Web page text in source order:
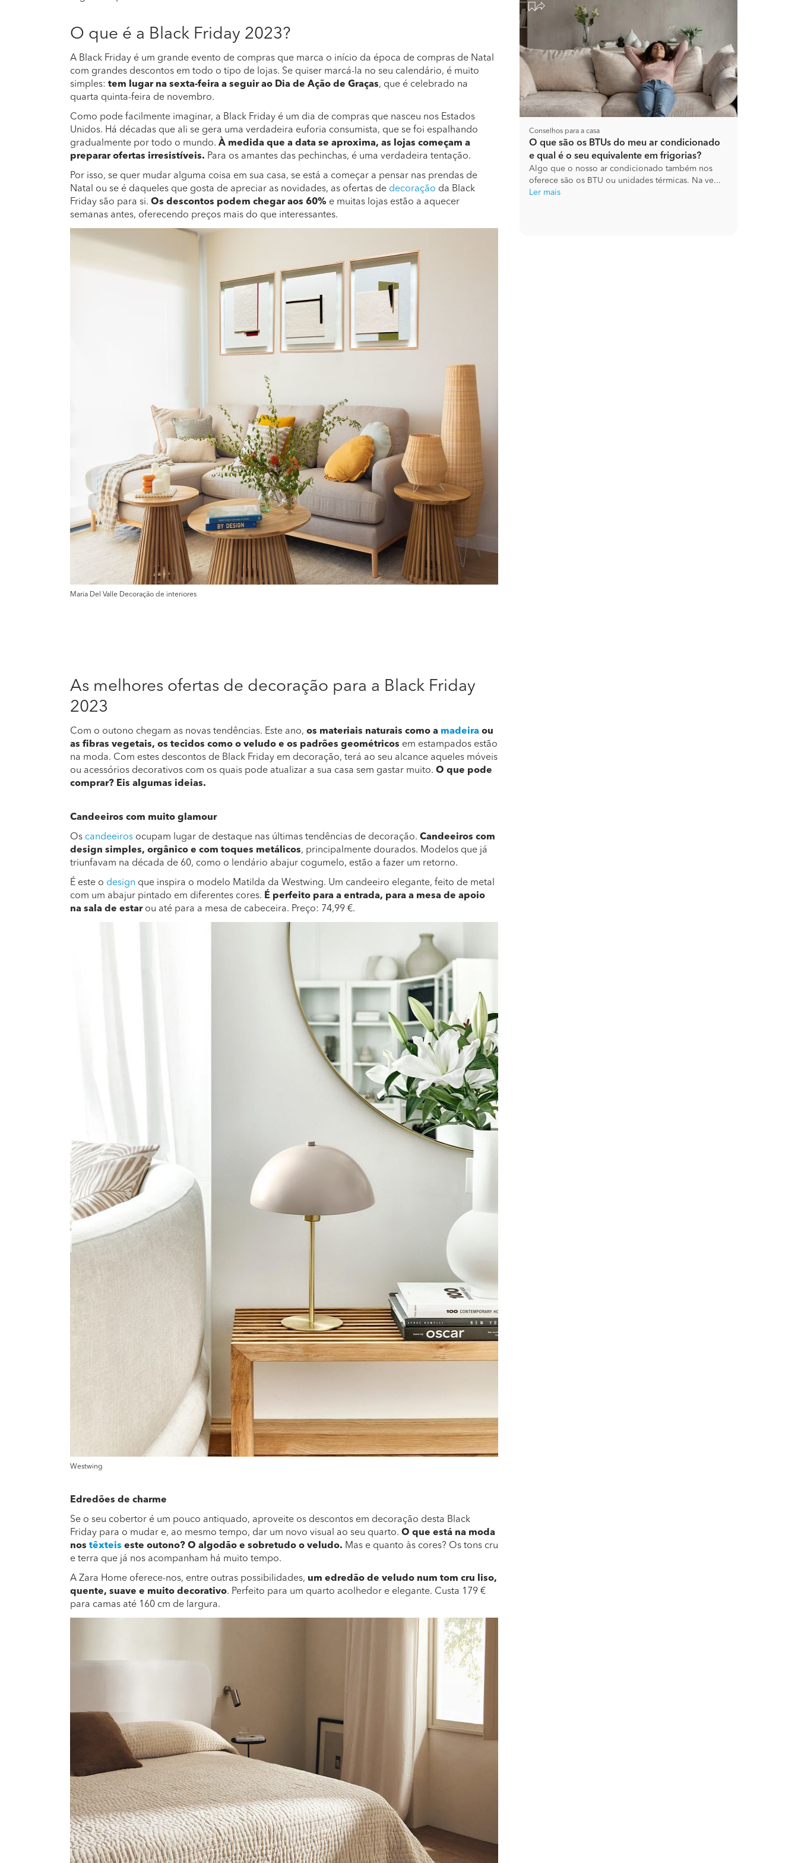
O que é a Black Friday 2023?
A Black Friday é um grande evento de compras que marca o início da época de compras de Natal
com grandes descontos em todo o tipo de lojas. Se quiser marcá-la no seu calendário, é muito
simples: tem lugar na sexta-feira a seguir ao Dia de Ação de Graças, que é celebrado na
quarta quinta-feira de novembro.
Como pode facilmente imaginar, a Black Friday é um dia de compras que nasceu nos Estados
Unidos. Há décadas que ali se gera uma verdadeira euforia consumista, que se foi espalhando
gradualmente por todo o mundo. À medida que a data se aproxima, as lojas começam a
preparar ofertas irresistíveis. Para os amantes das pechinchas, é uma verdadeira tentação.
Por isso, se quer mudar alguma coisa em sua casa, se está a começar a pensar nas prendas de
Natal ou se é daqueles que gosta de apreciar as novidades, as ofertas de decoração da Black
Friday são para si. Os descontos podem chegar aos 60% e muitas lojas estão a aquecer
semanas antes, oferecendo preços mais do que interessantes.
Maria Del Valle Decoração de interiores
As melhores ofertas de decoração para a Black Friday
2023
Com o outono chegam as novas tendências. Este ano, os materiais naturais como a madeira ou
as fibras vegetais, os tecidos como o veludo e os padrões geométricos em estampados estão
na moda. Com estes descontos de Black Friday em decoração, terá ao seu alcance aqueles móveis
ou acessórios decorativos com os quais pode atualizar a sua casa sem gastar muito. O que pode
comprar? Eis algumas ideias.
Candeeiros com muito glamour
Os candeeiros ocupam lugar de destaque nas últimas tendências de decoração. Candeeiros com
design simples, orgânico e com toques metálicos, principalmente dourados. Modelos que já
triunfavam na década de 60, como o lendário abajur cogumelo, estão a fazer um retorno.
É este o design que inspira o modelo Matilda da Westwing. Um candeeiro elegante, feito de metal
com um abajur pintado em diferentes cores. É perfeito para a entrada, para a mesa de apoio
na sala de estar ou até para a mesa de cabeceira. Preço: 74,99 €.
Westwing
Edredões de charme
Se o seu cobertor é um pouco antiquado, aproveite os descontos em decoração desta Black
Friday para o mudar e, ao mesmo tempo, dar um novo visual ao seu quarto. O que está na moda
nos têxteis este outono? O algodão e sobretudo o veludo. Mas e quanto às cores? Os tons cru
e terra que já nos acompanham há muito tempo.
A Zara Home oferece-nos, entre outras possibilidades, um edredão de veludo num tom cru liso,
quente, suave e muito decorativo. Perfeito para um quarto acolhedor e elegante. Custa 179 €
para camas até 160 cm de largura.
Conselhos para a casa
O que são os BTUs do meu ar condicionado
e qual é o seu equivalente em frigorias?
Algo que o nosso ar condicionado também nos
oferece são os BTU ou unidades térmicas. Na ve...
Ler mais